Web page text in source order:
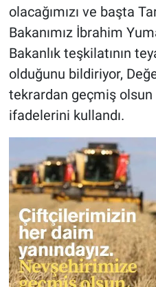
olacağımızı ve başta
Bakanımız İbrahim
Bakanlık teşkilatının
olduğunu bildiriyor,
tekrardan geçmiş
ifadelerini kullandı.